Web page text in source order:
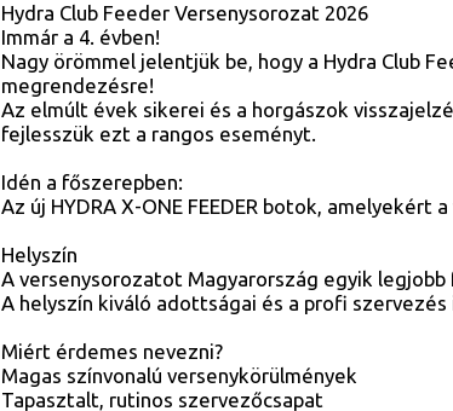
Hydra Club Feeder Versenysorozat 2026
Immár a 4. évben!
Nagy örömmel jelentjük be, hogy a Hydra Club
megrendezésre!
Az elmúlt évek sikerei és a horgászok
fejlesszük ezt a rangos eseményt.
Idén a főszerepben:
Az új HYDRA X-ONE FEEDER botok,
Helyszín
A versenysorozatot Magyarország egyik
A helyszín kiváló adottságai és a profi
Miért érdemes nevezni?
Magas színvonalú versenykörülmények
Tapasztalt, rutinos szervezőcsapat